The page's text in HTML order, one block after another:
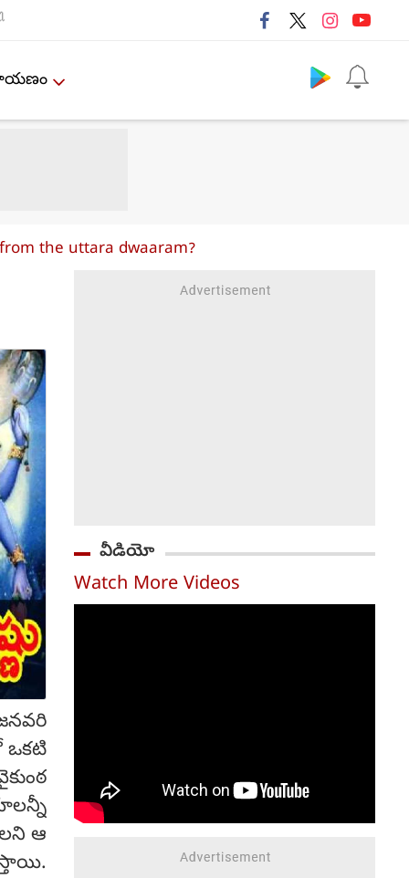
the uttara dwaaram?
ఒకటి
ఆ
వీడియో
Watch More Videos